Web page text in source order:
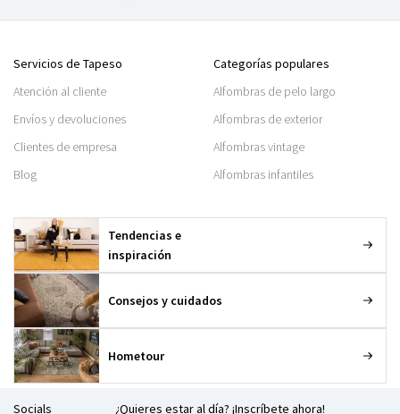
Servicios de Tapeso
Atención al cliente
Envíos y devoluciones
Clientes de empresa
Blog
Categorías populares
Alfombras de pelo largo
Alfombras de exterior
Alfombras vintage
Alfombras infantiles
Tendencias e
inspiración
Consejos y cuidados
Hometour
Socials ¿Quieres estar al día? ¡Inscríbete ahora!